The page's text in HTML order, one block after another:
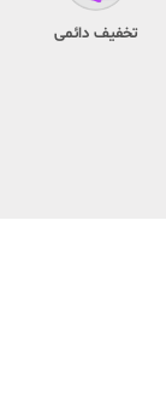
تخفیف دائمی